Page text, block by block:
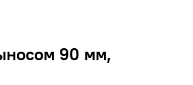
90 мм,